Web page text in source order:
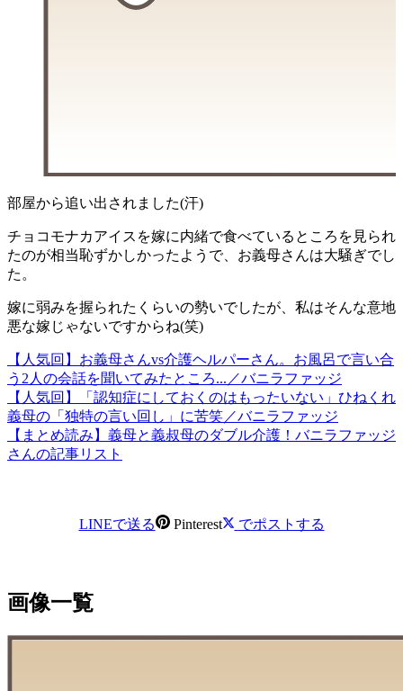
部屋から追い出されました(汗)
チョコモナカアイスを嫁に内緒で食べているところを見られ
たのが相当恥ずかしかったようで、お義母さんは大騒ぎでし
た。
嫁に弱みを握られたくらいの勢いでしたが、私はそんな意地
悪な嫁じゃないですからね(笑)
【人気回】お義母さんvs介護ヘルパーさん。お風呂で言い合
う2人の会話を聞いてみたところ...／バニラファッジ
【人気回】「認知症にしておくのはもったいない」ひねくれ
義母の「独特の言い回し」に苦笑／バニラファッジ
【まとめ読み】義母と義叔母のダブル介護！バニラファッジ
さんの記事リスト
LINEで送る Pinterest でポストする
画像一覧